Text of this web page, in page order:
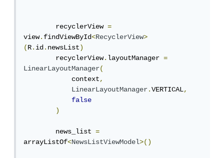
        recyclerView
=
view.findViewById<RecyclerView>
(R.id.newsList)
        recyclerView
.layoutManager =
LinearLayoutManager(
            context
,
LinearLayoutManager.VERTICAL,
false
)
        news_list
=
arrayListOf<NewsListViewModel>()